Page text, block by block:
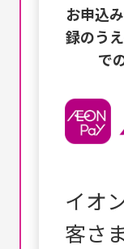
お申込
録のうえ
で
イオ
客さ